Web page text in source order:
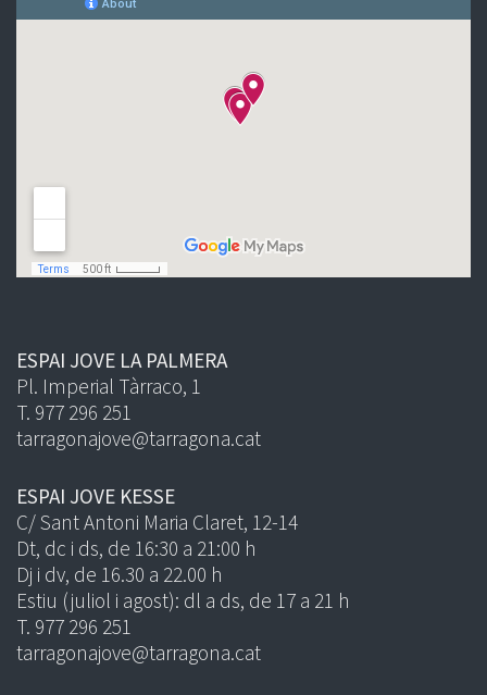
ESPAI JOVE LA PALMERA
Pl. Imperial Tàrraco, 1
T. 977 296 251
tarragonajove@tarragona.cat
ESPAI JOVE KESSE
C/ Sant Antoni Maria Claret, 12-14
Dt, dc i ds, de 16:30 a 21:00 h
Dj i dv, de 16.30 a 22.00 h
Estiu (juliol i agost): dl a ds, de 17 a 21 h
T. 977 296 251
tarragonajove@tarragona.cat